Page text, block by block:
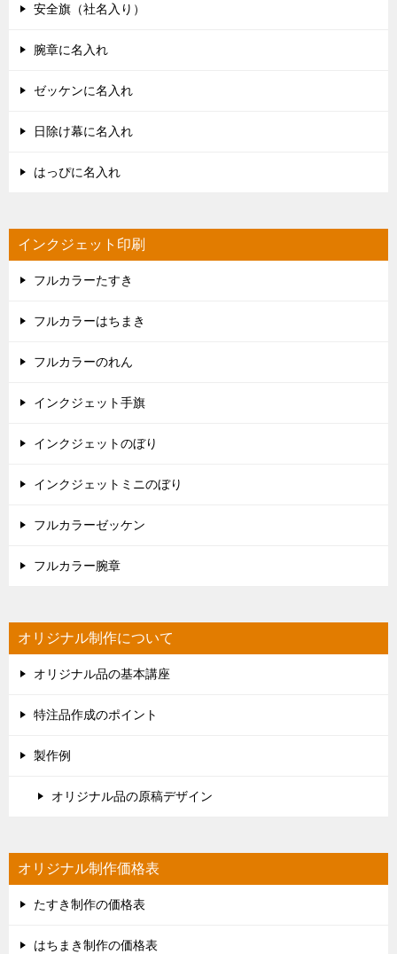
安全旗（社名入り）
腕章に名入れ
ゼッケンに名入れ
日除け幕に名入れ
はっぴに名入れ
インクジェット印刷
フルカラーたすき
フルカラーはちまき
フルカラーのれん
インクジェット手旗
インクジェットのぼり
インクジェットミニのぼり
フルカラーゼッケン
フルカラー腕章
オリジナル制作について
オリジナル品の基本講座
特注品作成のポイント
製作例
オリジナル品の原稿デザイン
オリジナル制作価格表
たすき制作の価格表
はちまき制作の価格表